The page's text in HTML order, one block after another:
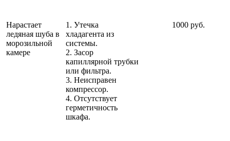
Нарастает
ледяная шуба в
морозильной
камере
1. Утечка
хладагента из
системы.
2. Засор
капиллярной трубки
или фильтра.
3. Неисправен
компрессор.
4. Отсутствует
герметичность
шкафа.
1000 руб.